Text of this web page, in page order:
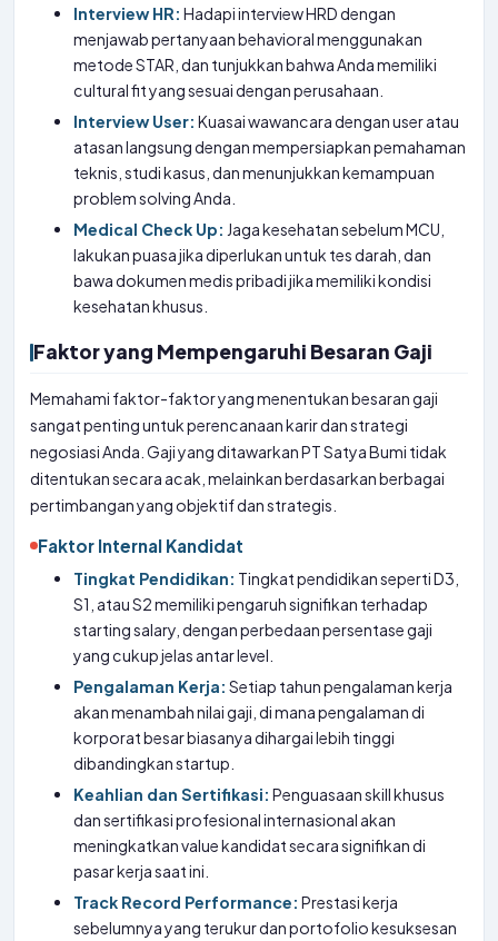
Interview HR: Hadapi interview HRD dengan
menjawab pertanyaan behavioral menggunakan
metode STAR, dan tunjukkan bahwa Anda memiliki
cultural fit yang sesuai dengan perusahaan.
Interview User: Kuasai wawancara dengan user atau
atasan langsung dengan mempersiapkan pemahaman
teknis, studi kasus, dan menunjukkan kemampuan
problem solving Anda.
Medical Check Up: Jaga kesehatan sebelum MCU,
lakukan puasa jika diperlukan untuk tes darah, dan
bawa dokumen medis pribadi jika memiliki kondisi
kesehatan khusus.
Faktor yang Mempengaruhi Besaran Gaji
Memahami faktor-faktor yang menentukan besaran gaji
sangat penting untuk perencanaan karir dan strategi
negosiasi Anda. Gaji yang ditawarkan PT Satya Bumi tidak
ditentukan secara acak, melainkan berdasarkan berbagai
pertimbangan yang objektif dan strategis.
Faktor Internal Kandidat
Tingkat Pendidikan: Tingkat pendidikan seperti D3,
S1, atau S2 memiliki pengaruh signifikan terhadap
starting salary, dengan perbedaan persentase gaji
yang cukup jelas antar level.
Pengalaman Kerja: Setiap tahun pengalaman kerja
akan menambah nilai gaji, di mana pengalaman di
korporat besar biasanya dihargai lebih tinggi
dibandingkan startup.
Keahlian dan Sertifikasi: Penguasaan skill khusus
dan sertifikasi profesional internasional akan
meningkatkan value kandidat secara signifikan di
pasar kerja saat ini.
Track Record Performance: Prestasi kerja
sebelumnya yang terukur dan portofolio kesuksesan